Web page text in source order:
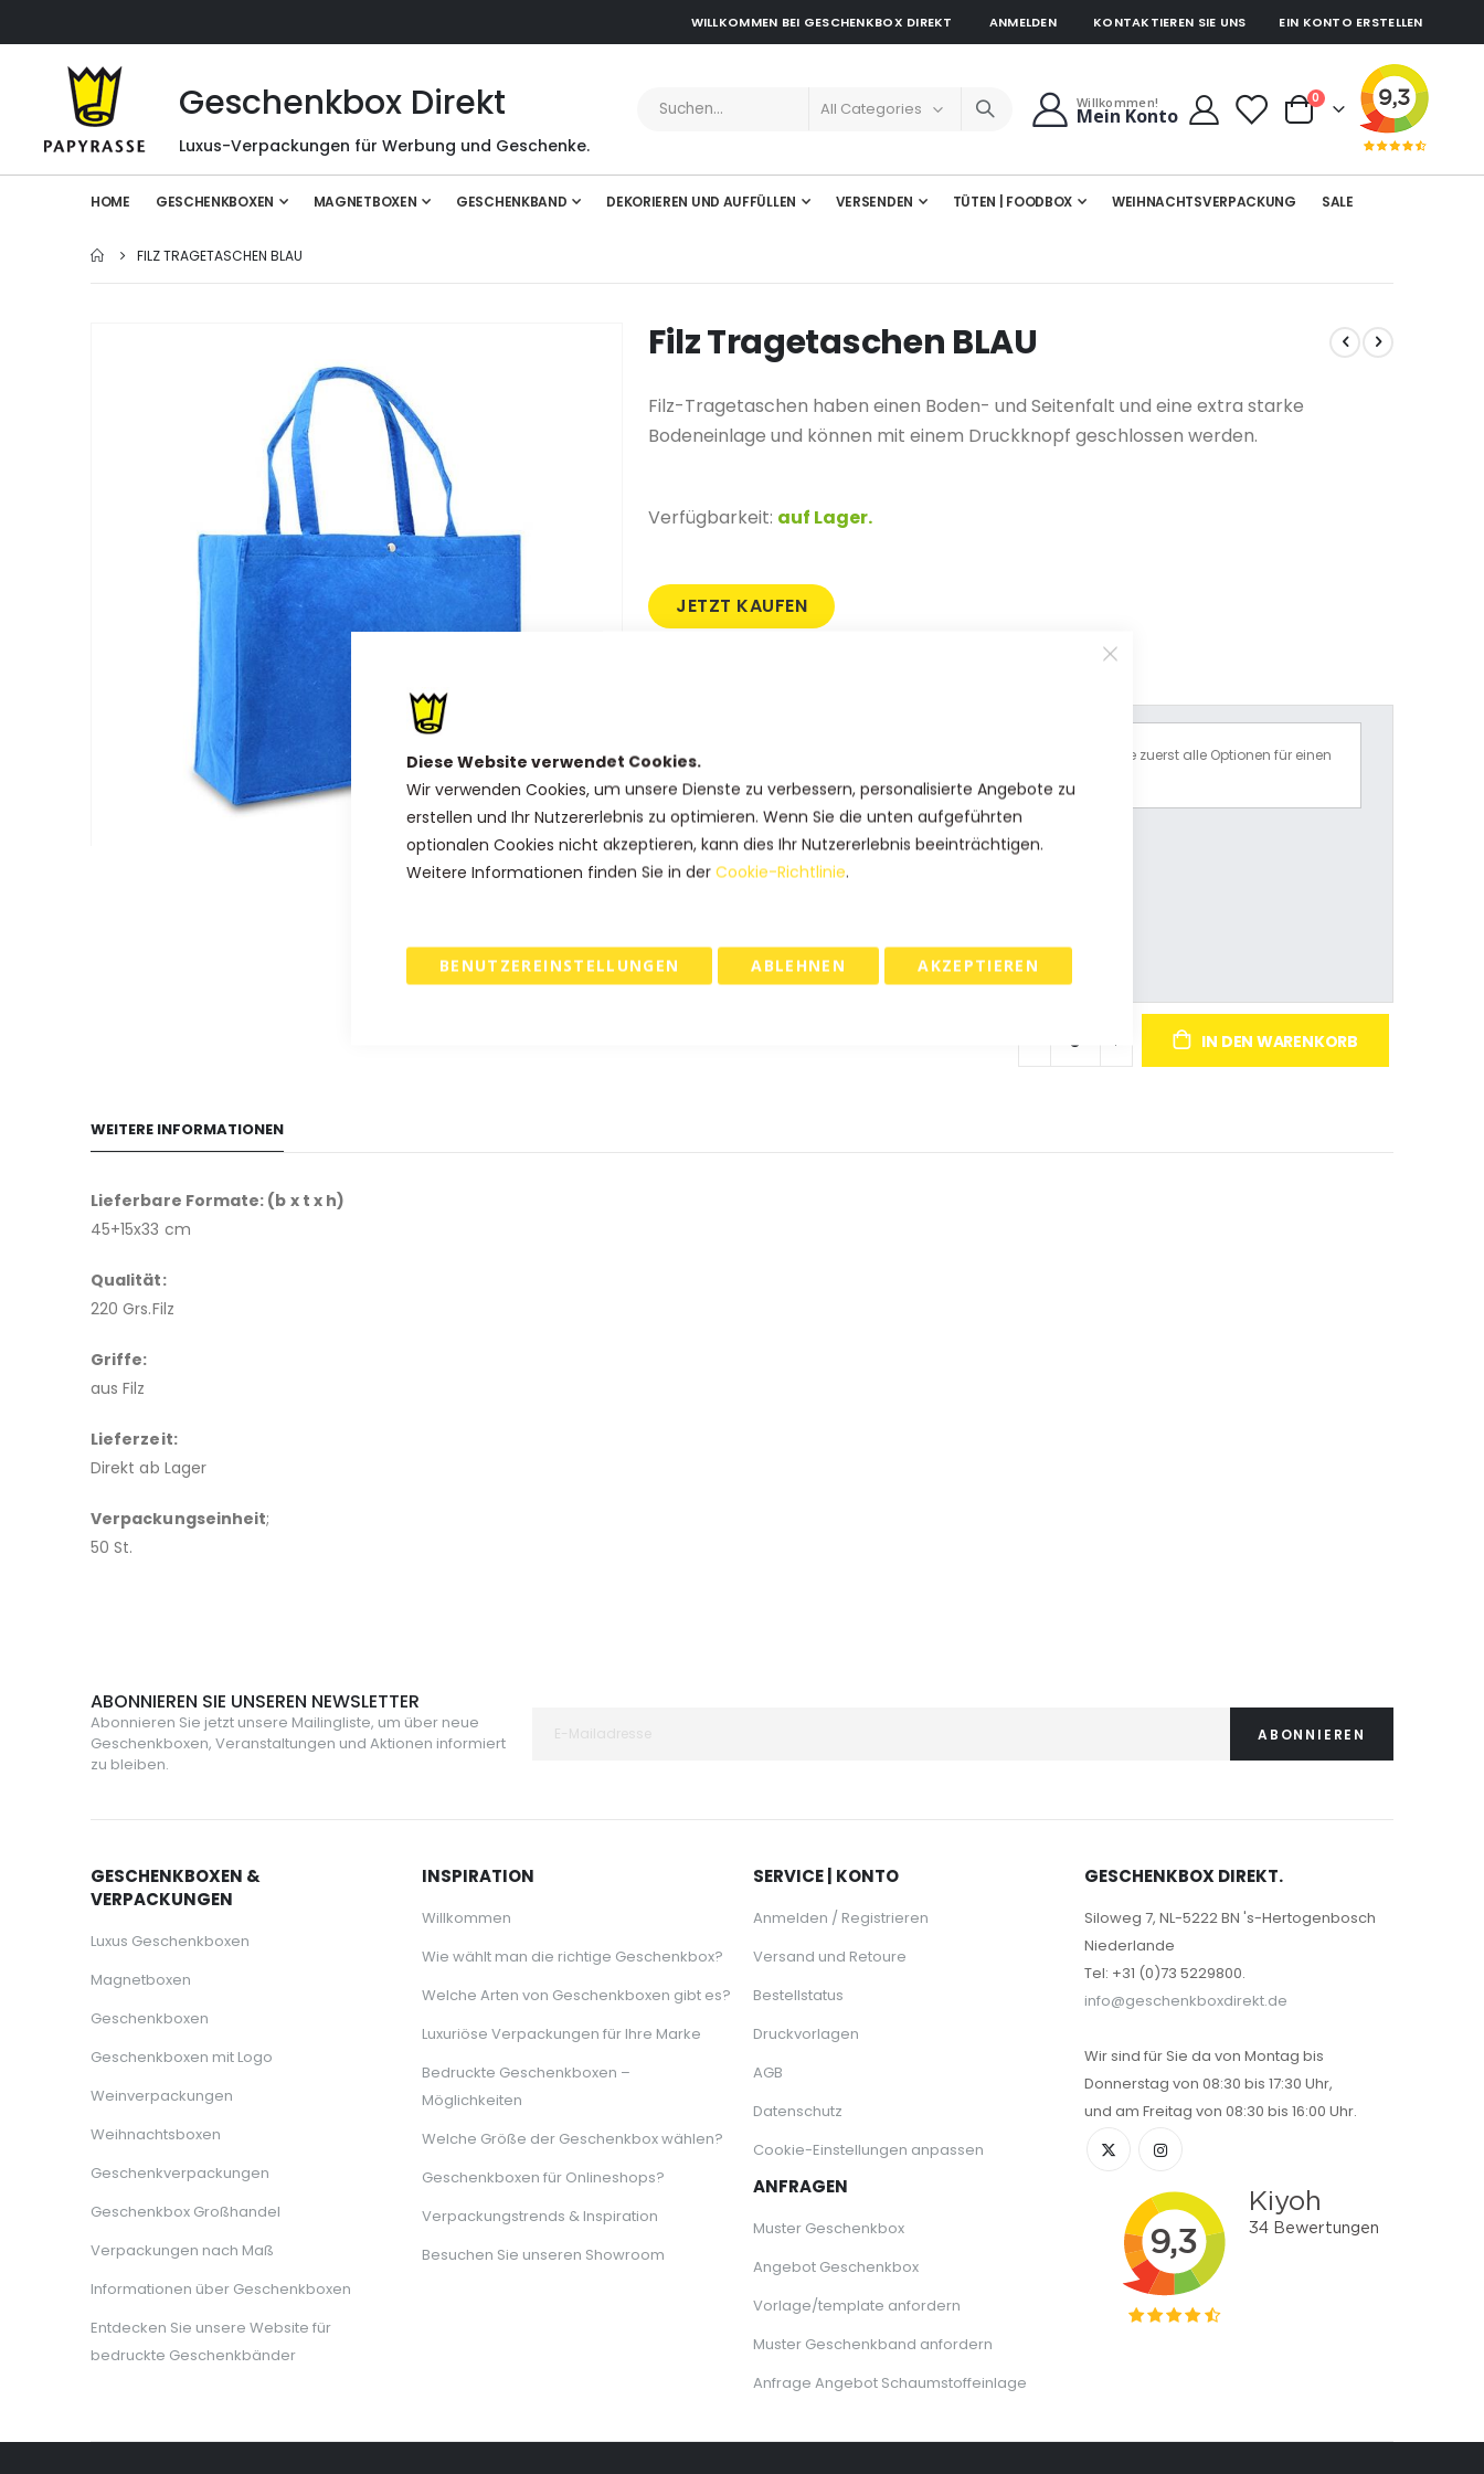
Diese Website verwendet Cookies.
Wir verwenden Cookies, um unsere Dienste zu verbessern, personalisierte Angebote zu
erstellen und Ihr Nutzererlebnis zu optimieren. Wenn Sie die unten aufgeführten
optionalen Cookies nicht akzeptieren, kann dies Ihr Nutzererlebnis beeinträchtigen.
Weitere Informationen finden Sie in der Cookie-Richtlinie.
AKZEPTIEREN
BENUTZEREINSTELLUNGEN ABLEHNEN
WILLKOMMEN BEI GESCHENKBOX DIREKT ANMELDEN KONTAKTIEREN SIE UNS EIN KONTO ERSTELLEN
Geschenkbox Direkt
Luxus-Verpackungen für Werbung und Geschenke.
Willkommen!
Mein Konto Cart
0Artikel
HOME GESCHENKBOXEN MAGNETBOXEN GESCHENKBAND DEKORIEREN UND AUFFÜLLEN VERSENDEN TÜTEN | FOODBOX WEIHNACHTSVERPACKUNG SALE
FILZ TRAGETASCHEN BLAU
Filz Tragetaschen BLAU
Filz-Tragetaschen haben einen Boden- und Seitenfalt und eine extra starke
Bodeneinlage und können mit einem Druckknopf geschlossen werden.
Verfügbarkeit: auf Lager.
JETZT KAUFEN
Formaat (b x d x h)
Haben Sie Fragen zu diesem
kundendienst@geschenkboxdirekt.
Bitte wählen Sie zuerst alle Optionen für einen
IN DEN WARENKORB
WEITERE INFORMATIONEN
Lieferbare Formate: (b x t x h)
45+15x33 cm
Qualität:
220 Grs.Filz
Griffe:
aus Filz
Lieferzeit:
Direkt ab Lager
Verpackungseinheit;
50 St.
ABONNIEREN SIE UNSEREN NEWSLETTER
Abonnieren Sie jetzt unsere Mailingliste, um über neue
Geschenkboxen, Veranstaltungen und Aktionen informiert
zu bleiben.
ABONNIEREN
GESCHENKBOXEN &
VERPACKUNGEN
Luxus Geschenkboxen
Magnetboxen
Geschenkboxen
Geschenkboxen mit Logo
Weinverpackungen
Weihnachtsboxen
Geschenkverpackungen
Geschenkbox Großhandel
Verpackungen nach Maß
Informationen über Geschenkboxen
Entdecken Sie unsere Website für
bedruckte Geschenkbänder
INSPIRATION
Willkommen
Wie wählt man die richtige Geschenkbox?
Welche Arten von Geschenkboxen gibt es?
Luxuriöse Verpackungen für Ihre Marke
Bedruckte Geschenkboxen –
Möglichkeiten
Welche Größe der Geschenkbox wählen?
Geschenkboxen für Onlineshops?
Verpackungstrends & Inspiration
Besuchen Sie unseren Showroom
SERVICE | KONTO
Anmelden / Registrieren
Versand und Retoure
Bestellstatus
Druckvorlagen
AGB
Datenschutz
Cookie-Einstellungen anpassen
ANFRAGEN
Muster Geschenkbox
Angebot Geschenkbox
Vorlage/template anfordern
Muster Geschenkband anfordern
Anfrage Angebot Schaumstoffeinlage
GESCHENKBOX DIREKT.
Siloweg 7, NL-5222 BN 's-Hertogenbosch
Niederlande
Tel: +31 (0)73 5229800.
info@geschenkboxdirekt.de
Wir sind für Sie da von Montag bis
Donnerstag von 08:30 bis 17:30 Uhr,
und am Freitag von 08:30 bis 16:00 Uhr.